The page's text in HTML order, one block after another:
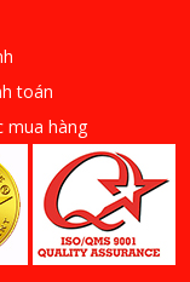
toán
mua hàng